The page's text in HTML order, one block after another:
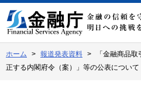
文
へ
動
ホーム 報道発表資料
「金融商品
正する内閣府令（案）」等の公表について